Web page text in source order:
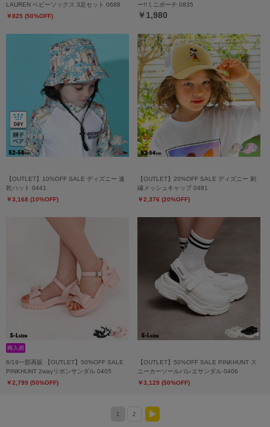
LAUREN ベビーソックス 3足セット 0688
￥825 (50%OFF)
ー!!ミニポーチ 0835
￥1,980
【OUTLET】10%OFF SALE ディズニー 速
乾ハット 0441
￥3,168 (10%OFF)
【OUTLET】20%OFF SALE ディズニー 刺
繍メッシュキャップ 0481
￥2,376 (20%OFF)
6/19一部再販 【OUTLET】50%OFF SALE
PINKHUNT 2wayリボンサンダル 0405
￥2,799 (50%OFF)
【OUTLET】50%OFF SALE PINKHUNT ス
ニーカーソールバレエサンダル 0406
￥3,129 (50%OFF)
1 2